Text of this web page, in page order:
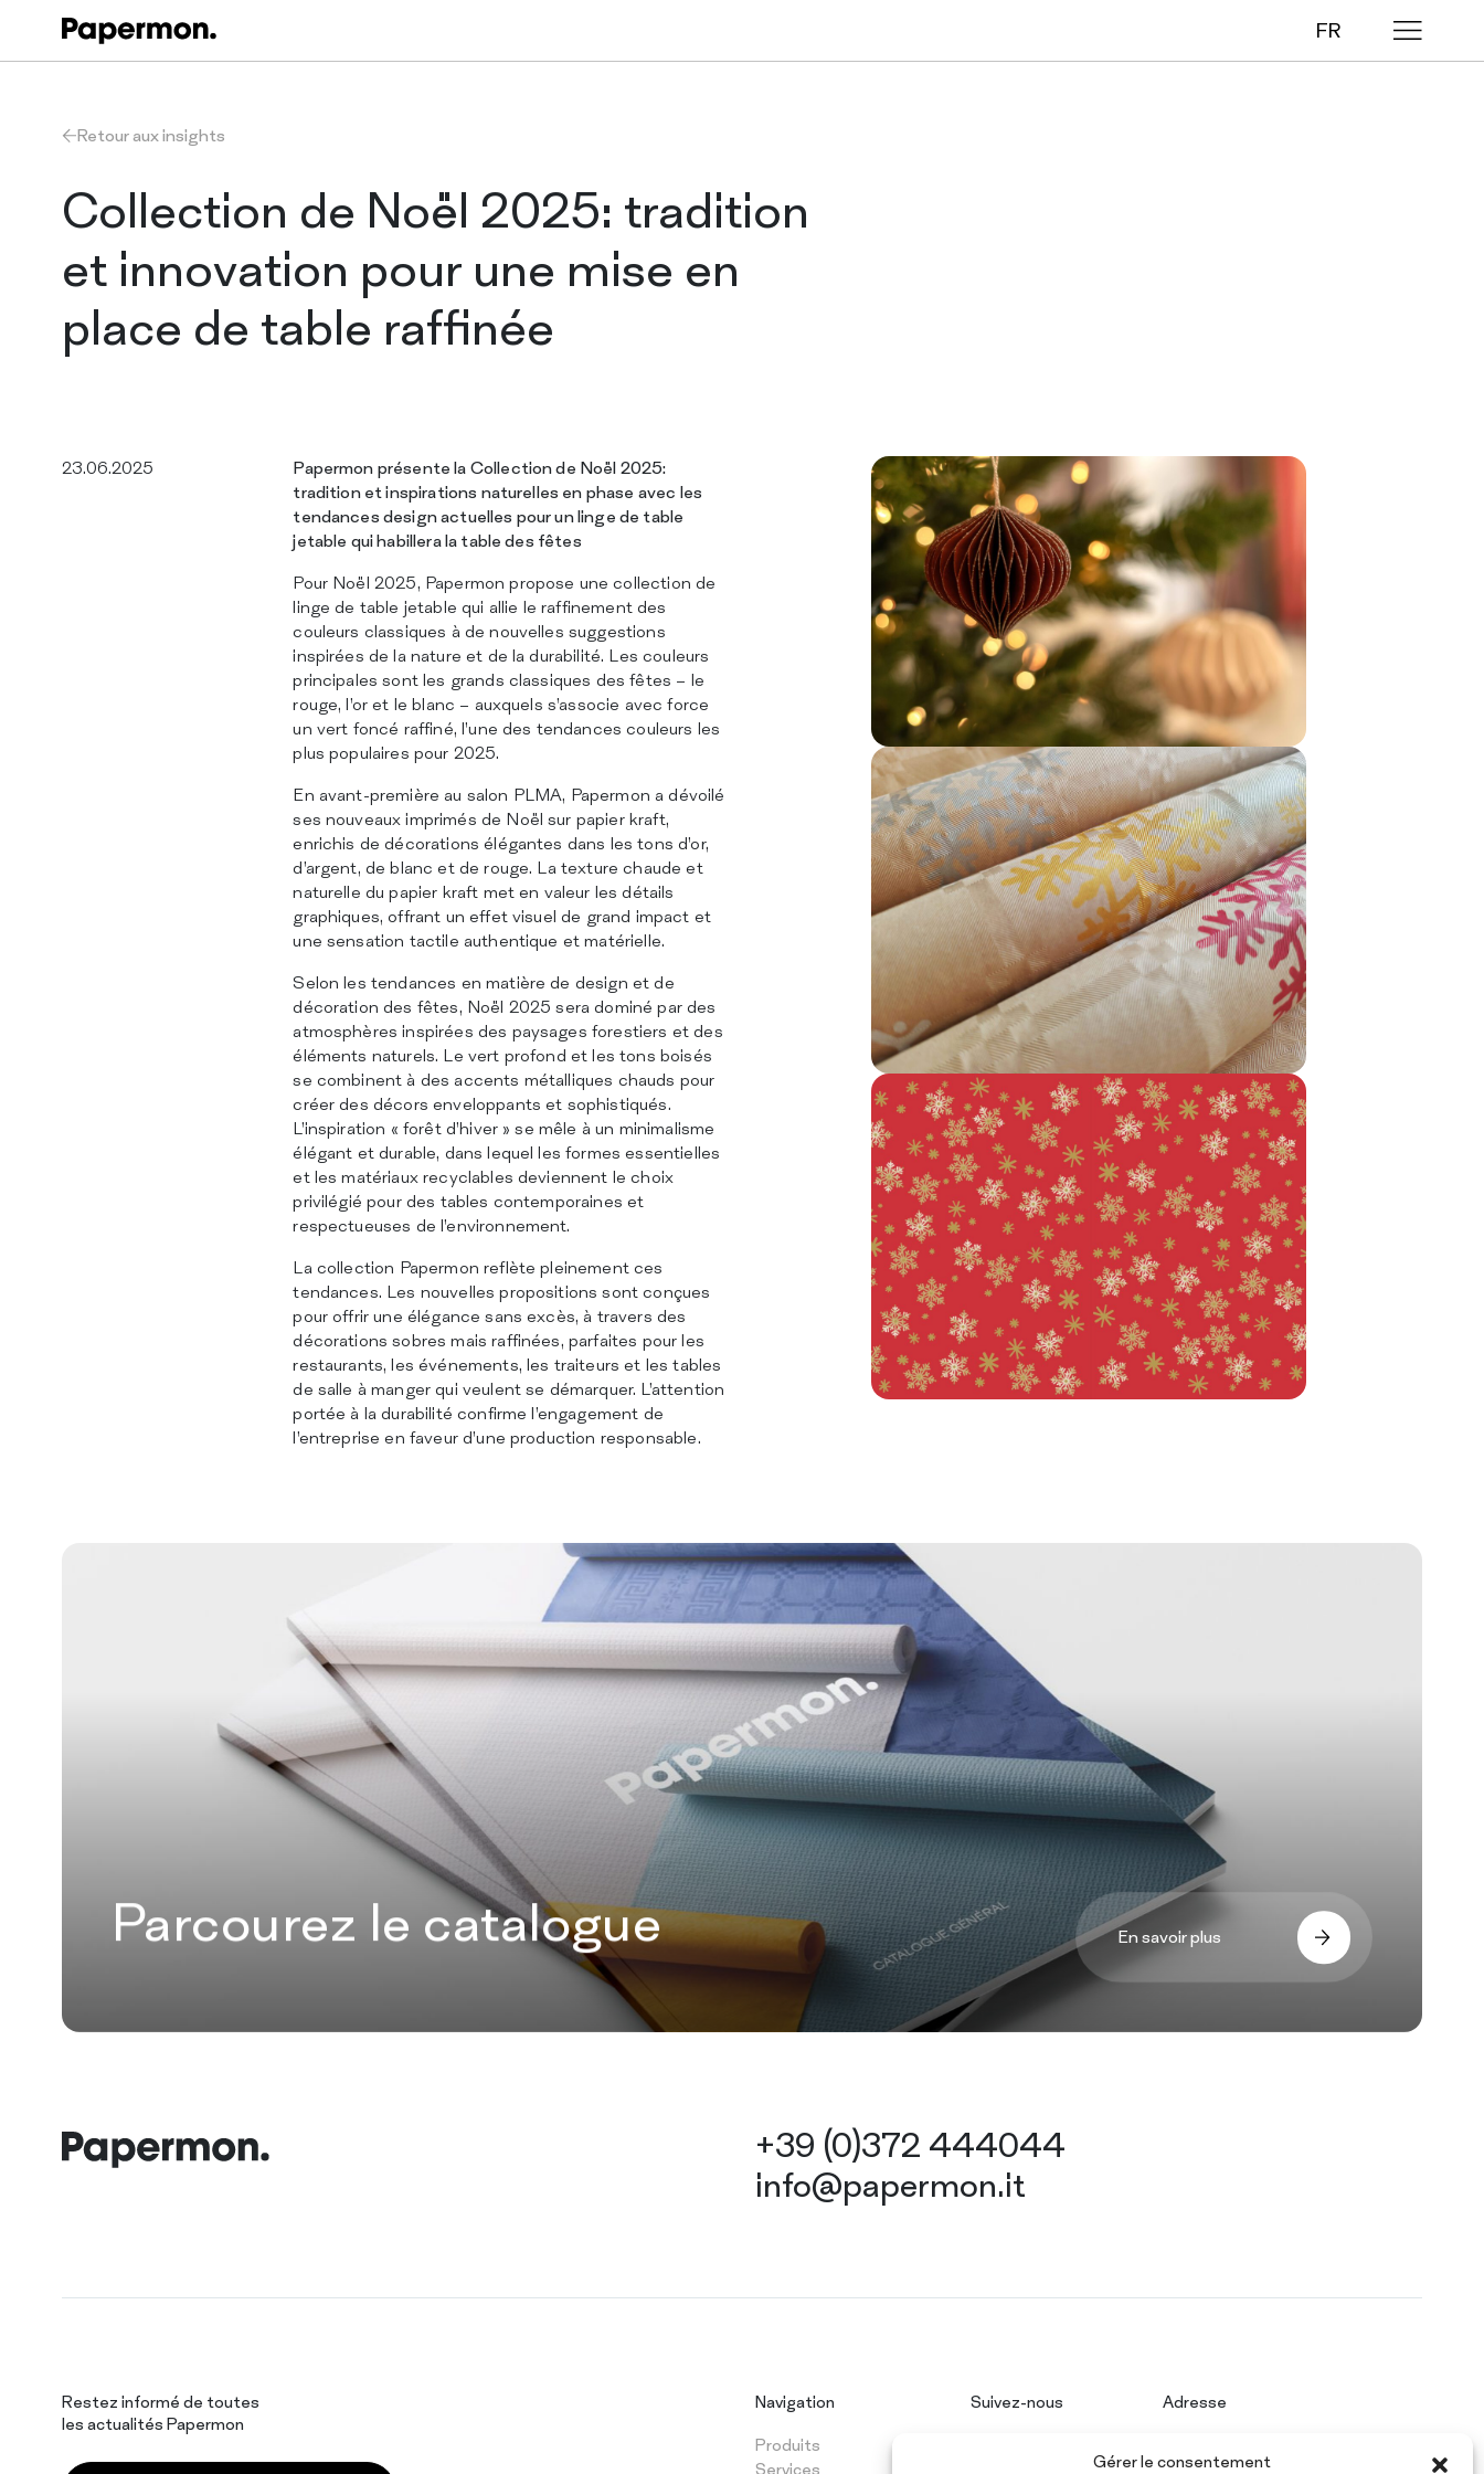
Gérer le consentement
FR
Nappes pliées
Chemins de table
ENTREPRISE
SERVICES
DURABILITÉ
INSIGHTS
CERTIFICATIONS
CONTACTS
Retour aux insights
Collection de Noël 2025: tradition
et innovation pour une mise en
place de table raffinée
23.06.2025
Papermon présente la Collection de Noël 2025:
tradition et inspirations naturelles en phase avec les
tendances design actuelles pour un linge de table
jetable qui habillera la table des fêtes
Pour Noël 2025, Papermon propose une collection de
linge de table jetable qui allie le raffinement des
couleurs classiques à de nouvelles suggestions
inspirées de la nature et de la durabilité. Les couleurs
principales sont les grands classiques des fêtes – le
rouge, l’or et le blanc – auxquels s’associe avec force
un vert foncé raffiné, l’une des tendances couleurs les
plus populaires pour 2025.
En avant-première au salon PLMA, Papermon a dévoilé
ses nouveaux imprimés de Noël sur papier kraft,
enrichis de décorations élégantes dans les tons d’or,
d’argent, de blanc et de rouge. La texture chaude et
naturelle du papier kraft met en valeur les détails
graphiques, offrant un effet visuel de grand impact et
une sensation tactile authentique et matérielle.
Selon les tendances en matière de design et de
décoration des fêtes, Noël 2025 sera dominé par des
atmosphères inspirées des paysages forestiers et des
éléments naturels. Le vert profond et les tons boisés
se combinent à des accents métalliques chauds pour
créer des décors enveloppants et sophistiqués.
L’inspiration « forêt d’hiver » se mêle à un minimalisme
élégant et durable, dans lequel les formes essentielles
et les matériaux recyclables deviennent le choix
privilégié pour des tables contemporaines et
respectueuses de l’environnement.
La collection Papermon reflète pleinement ces
tendances. Les nouvelles propositions sont conçues
pour offrir une élégance sans excès, à travers des
décorations sobres mais raffinées, parfaites pour les
restaurants, les événements, les traiteurs et les tables
de salle à manger qui veulent se démarquer. L’attention
portée à la durabilité confirme l’engagement de
l’entreprise en faveur d’une production responsable.
Parcourez le catalogue En savoir plus
+39 (0)372 444044
info@papermon.it
Navigation
Produits
Services
Suivez-nous Adresse
Via Marenghi, 52
Restez informé de toutes
les actualités Papermon